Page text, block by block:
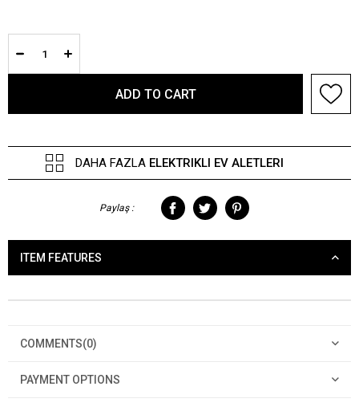
DAHA FAZLA ELEKTRIKLI EV ALETLERI
Paylaş :
ITEM FEATURES
COMMENTS(0)
PAYMENT OPTIONS